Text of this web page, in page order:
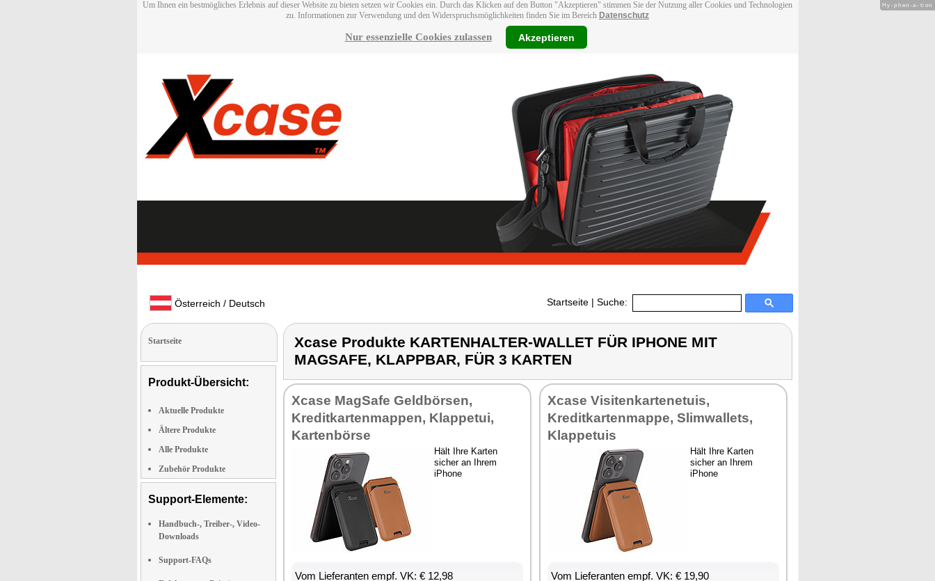
Um Ihnen ein bestmögliches Erlebnis auf dieser Website zu bieten setzen wir Cookies ein. Durch das Klicken auf den Button "Akzeptieren" stimmen Sie der Nutzung aller Cookies und Technologien
zu. Informationen zur Verwendung und den Widerspruchsmöglichkeiten finden Sie im Bereich Datenschutz
Nur essenzielle Cookies zulassen Akzeptieren
Österreich / Deutsch Startseite | Suche:
Startseite
Produkt-Übersicht:
Aktuelle Produkte
Ältere Produkte
Alle Produkte
Zubehör Produkte
Support-Elemente:
Handbuch-, Treiber-, Video-
Downloads
Support-FAQs
Xcase Produkte KARTENHALTER-WALLET FÜR IPHONE MIT
MAGSAFE, KLAPPBAR, FÜR 3 KARTEN
Xcase MagSafe Geldbörsen,
Kreditkartenmappen, Klappetui,
Kartenbörse
Hält Ihre Karten
sicher an Ihrem
iPhone
Vom Lieferanten empf. VK: € 12,98
Xcase Visitenkartenetuis,
Kreditkartenmappe, Slimwallets,
Klappetuis
Hält Ihre Karten
sicher an Ihrem
iPhone
Vom Lieferanten empf. VK: € 19,90
Hy-phen-a-tion